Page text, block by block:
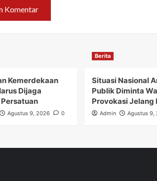
Kemerdekaan
Dijaga
Agustus 9, 2026 0
Berita
Situasi Nasional
Publik Diminta
Provokasi Jelang
Admin Agustus 9,